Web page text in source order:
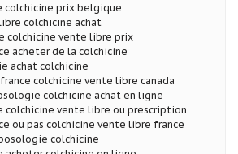
colchicine prix belgique
colchicine achat
colchicine vente libre prix
acheter de la colchicine
achat colchicine
colchicine vente libre canada
colchicine achat en ligne
colchicine vente libre ou prescription
ou pas colchicine vente libre france
colchicine